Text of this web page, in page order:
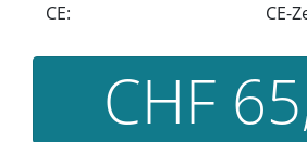
CE: CE-
CHF